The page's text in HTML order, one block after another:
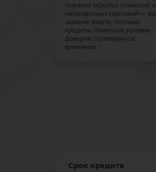
Никаких скрытых комиссий и
неожиданных платежей — вы
заранее знаете. Честные
кредиты. Понятные условия.
Доверие, проверенное
временем.
Срок кредита